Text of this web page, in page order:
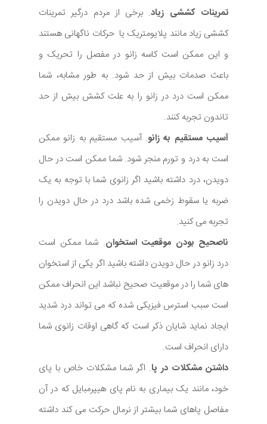
تمرینات کششی زیاد. برخی از مردم درگیر تمرینات
کششی زیاد مانند پلایومتریک یا حرکات ناگهانی هستند
و این ممکن است کاسه زانو در مفصل را تحریک و
باعث صدمات بیش از حد شود. به طور مشابه، شما
ممکن است درد در زانو را به علت کشش بیش از حد
تاندون تجربه کنند.
آسیب مستقیم به زانو. آسیب مستقیم به زانو ممکن
است به درد و تورم منجر شود. شما ممکن است در حال
دویدن، درد داشته باشید اگر زانوی شما با توجه به یک
ضربه یا سقوط زخمی شده باشد درد در حال دویدن را
تجربه می کنید.
ناصحیح بودن موقعیت استخوان. شما ممکن است
درد زانو در حال دویدن داشته باشید اگر یکی از استخوان
های شما را در موقعیت صحیح نباشد این انحراف ممکن
است سبب استرس فیزیکی شده که می تواند درد شدید
ایجاد نماید شایان ذکر است که گاهی اوقات زانوی شما
دارای انحراف است.
داشتن مشکلات در پا. اگر شما مشکلات خاص با پای
خود، مانند یک بیماری به نام پای هیپرمبایل که در آن
مفاصل پاهای شما بیشتر از نرمال حرکت می کند داشته